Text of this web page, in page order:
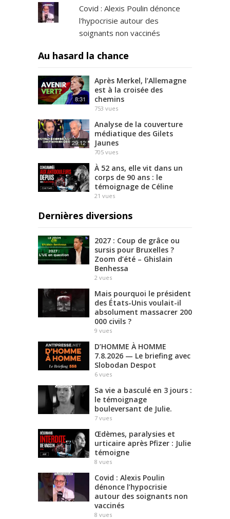
Covid : Alexis Poulin dénonce
l'hypocrisie autour des
soignants non vaccinés
Au hasard la chance
8:31
Après Merkel, l’Allemagne
est à la croisée des
chemins
753 vues
29:12
Analyse de la couverture
médiatique des Gilets
Jaunes
705 vues
À 52 ans, elle vit dans un
corps de 90 ans : le
témoignage de Céline
21 vues
Dernières diversions
2027 : Coup de grâce ou
sursis pour Bruxelles ?
Zoom d’été – Ghislain
Benhessa
2 vues
Mais pourquoi le président
des États-Unis voulait-il
absolument massacrer 200
000 civils ?
9 vues
D’HOMME À HOMME
7.8.2026 — Le briefing avec
Slobodan Despot
6 vues
Sa vie a basculé en 3 jours :
le témoignage
bouleversant de Julie.
7 vues
Œdèmes, paralysies et
urticaire après Pfizer : Julie
témoigne
8 vues
Covid : Alexis Poulin
dénonce l’hypocrisie
autour des soignants non
vaccinés
8 vues